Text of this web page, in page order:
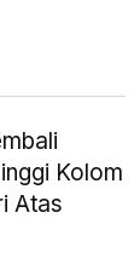
Kolom
Atas